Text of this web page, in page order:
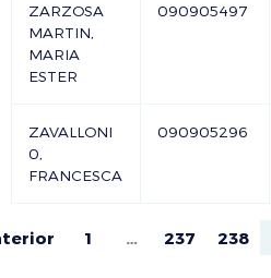
ZARZOSA
MARTIN,
MARIA
ESTER
090905497
ZAVALLONI
0,
FRANCESCA
090905296
1 … 237 238